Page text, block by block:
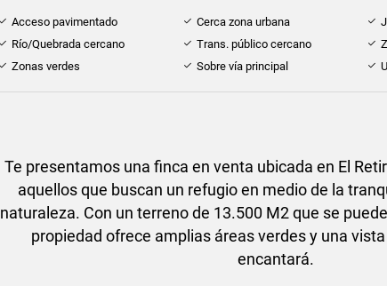
Acceso pavimentado Cerca zona urbana
Río/Quebrada cercano
Trans. público cercano
Zonas verdes
Sobre vía principal
Te presentamos una finca en venta ubicada en El
aquellos que buscan un refugio en medio de la
naturaleza. Con un terreno de 13.500 M2 que se
propiedad ofrece amplias áreas verdes y una
encantará.